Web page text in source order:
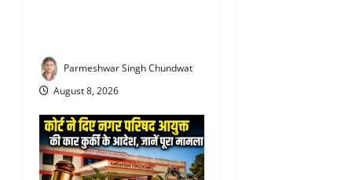
Parmeshwar Singh Chundwat
August 8, 2026